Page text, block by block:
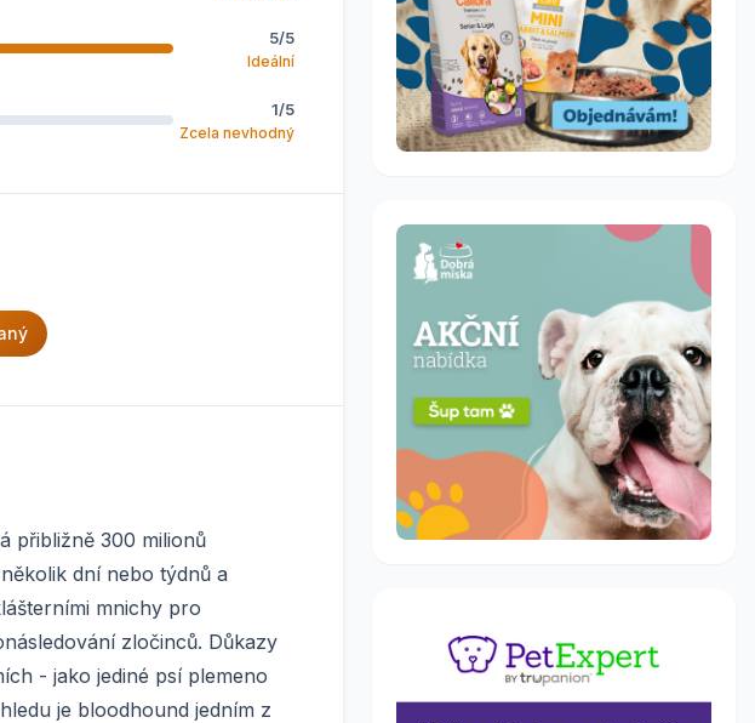
5/5
Ideální
1/5
Zcela nevhodný
přibližně 300 milionů
dní nebo týdnů a
mnichy pro
zločinců. Důkazy
- jako jediné psí plemeno
je bloodhound jedním z